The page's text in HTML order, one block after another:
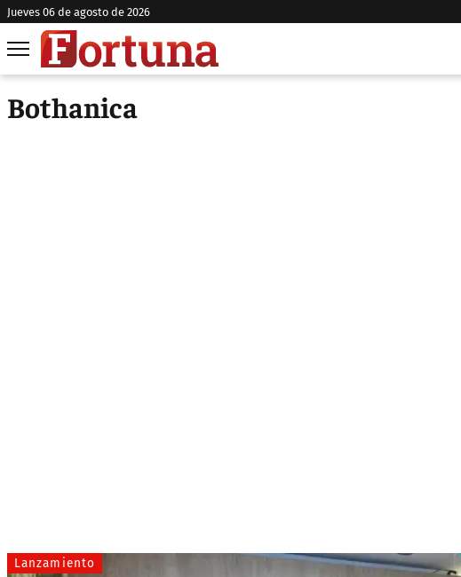
jueves 06 de agosto de 2026
Bothanica
Lanzamiento